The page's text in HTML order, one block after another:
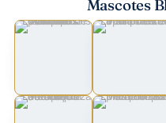
Mascotes